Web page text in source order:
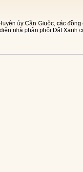
ủy Cần Giuộc, các
nhà phân phối Đất Xanh